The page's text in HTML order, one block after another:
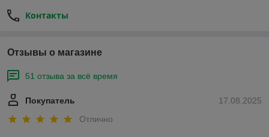
Контакты
Отзывы о магазине
51 отзыва за всё время
17.08.2025
Покупатель
Отлично